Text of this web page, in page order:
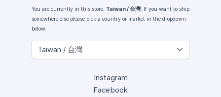
You are currently in this store: Taiwan / 台灣. If you want to ship
somewhere else please pick a country or market in the dropdown
below.
Instagram
Facebook